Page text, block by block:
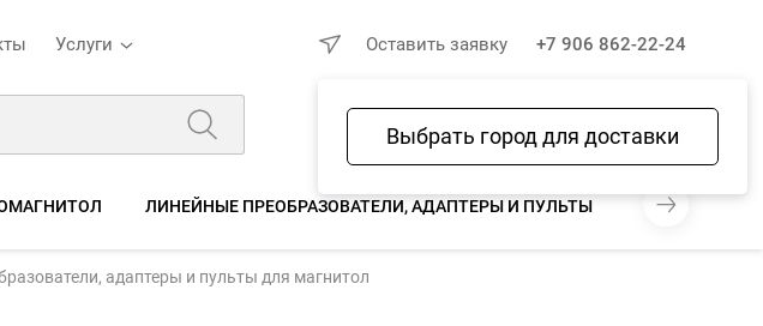
Услуги
Выбрать город для доставки
Оставить заявку +7 906 862-22-24
Избранное Сравнение Корзина
ЛИНЕЙНЫЕ ПРЕОБРАЗОВАТЕЛИ, АДАПТЕРЫ И ПУЛЬТЫ АНТЕННЫ И
350 ₽
адаптеры и пульты для магнитол